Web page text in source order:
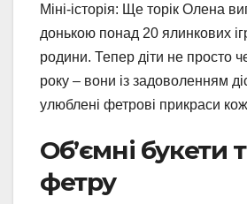
Міні-історія: Ще торік Олена
донькою понад 20 ялинкових
родини. Тепер діти не просто
року – вони із задоволенням
улюблені фетрові прикраси
Об’ємні букети
фетру